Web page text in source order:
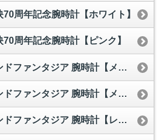
周年記念腕時計【ホワイト】
周年記念腕時計【ピンク】
ミッキーダイヤモンドファンタジア 腕時計【メンズ ブラック】
ミッキーダイヤモンドファンタジア 腕時計【メンズ ホワイト】
ミッキーダイヤモンドファンタジア 腕時計【レディース ブラック】